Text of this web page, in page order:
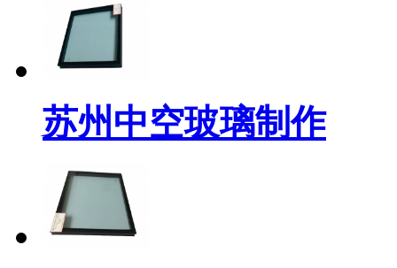
苏州中空玻璃制作